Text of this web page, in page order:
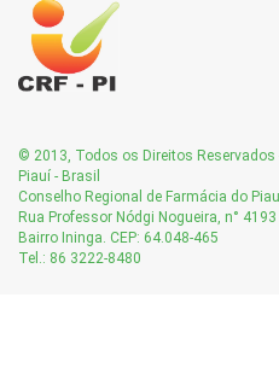
© 2013, Todos os Direitos Reservados
Piauí - Brasil
Conselho Regional de Farmácia do
Rua Professor Nódgi Nogueira, n° 4193
Bairro Ininga. CEP: 64.048-465
Tel.: 86 3222-8480